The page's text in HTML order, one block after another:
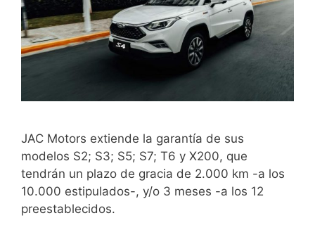
JAC Motors extiende la garantía de sus
modelos S2; S3; S5; S7; T6 y X200, que
tendrán un plazo de gracia de 2.000 km -a los
10.000 estipulados-, y/o 3 meses -a los 12
preestablecidos.